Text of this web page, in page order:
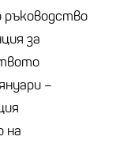
за
–
на